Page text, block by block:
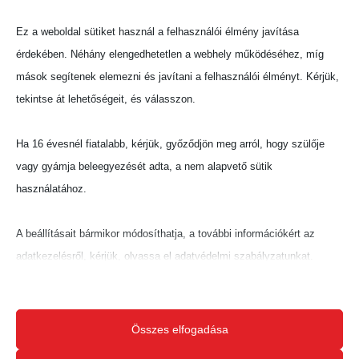
zene, a nyári hangulat, a reflektorok fénye és a
közösségi élmény együttesen teremti meg azt az
atmoszférát, amely miatt az éjszakai
strandröplabda tornák évről évre egyre
Találkozzunk július 4-én a Miskolci Egyetem
Strandröplabda Centrumában!
Ez a weboldal sütiket használ a felhasználói élmény javítása
érdekében. Néhány elengedhetetlen a webhely működéséhez, míg
mások segítenek elemezni és javítani a felhasználói élményt. Kérjük,
tekintse át lehetőségeit, és válasszon.
Ha 16 évesnél fiatalabb, kérjük, győződjön meg arról, hogy szülője
vagy gyámja beleegyezését adta, a nem alapvető sütik
használatához.
A beállításait bármikor módosíthatja, a további információkért az
adatkezelésről, kérjük, olvassa el adatvédelmi szabályzatunkat.
Ne feledje, hogy ha bizonyos típusú sütik, vagy szolgáltatások
letiltása mellett dönt, az befolyásolhatja a webhely által nyújtott
Összes elfogadása